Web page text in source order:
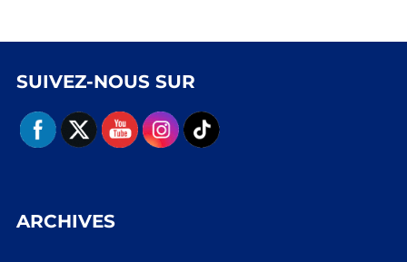
SUIVEZ-NOUS SUR
ARCHIVES